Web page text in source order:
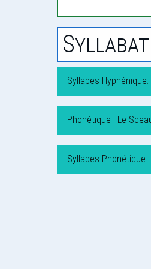
Syllabes
Phonétique : Le
Syllabes Phonétique